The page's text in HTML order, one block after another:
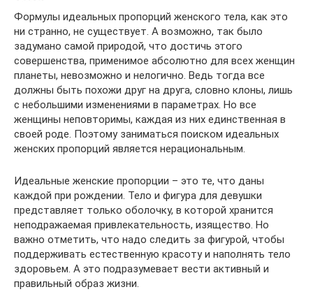
Формулы идеальных пропорций женского тела, как это
ни странно, не существует. А возможно, так было
задумано самой природой, что достичь этого
совершенства, применимое абсолютно для всех женщин
планеты, невозможно и нелогично. Ведь тогда все
должны быть похожи друг на друга, словно клоны, лишь
с небольшими изменениями в параметрах. Но все
женщины неповторимы, каждая из них единственная в
своей роде. Поэтому заниматься поиском идеальных
женских пропорций является нерациональным.
Идеальные женские пропорции – это те, что даны
каждой при рождении. Тело и фигура для девушки
представляет только оболочку, в которой хранится
неподражаемая привлекательность, изящество. Но
важно отметить, что надо следить за фигурой, чтобы
поддерживать естественную красоту и наполнять тело
здоровьем. А это подразумевает вести активный и
правильный образ жизни.